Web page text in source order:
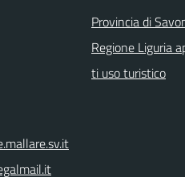
Provincia di
Regione Liguria
ti uso turistico